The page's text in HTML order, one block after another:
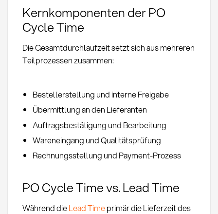
Kernkomponenten der PO
Cycle Time
Die Gesamtdurchlaufzeit setzt sich aus mehreren
Teilprozessen zusammen:
Bestellerstellung und interne Freigabe
Übermittlung an den Lieferanten
Auftragsbestätigung und Bearbeitung
Wareneingang und Qualitätsprüfung
Rechnungsstellung und Payment-Prozess
PO Cycle Time vs. Lead Time
Während dieLead Timeprimär die Lieferzeit des